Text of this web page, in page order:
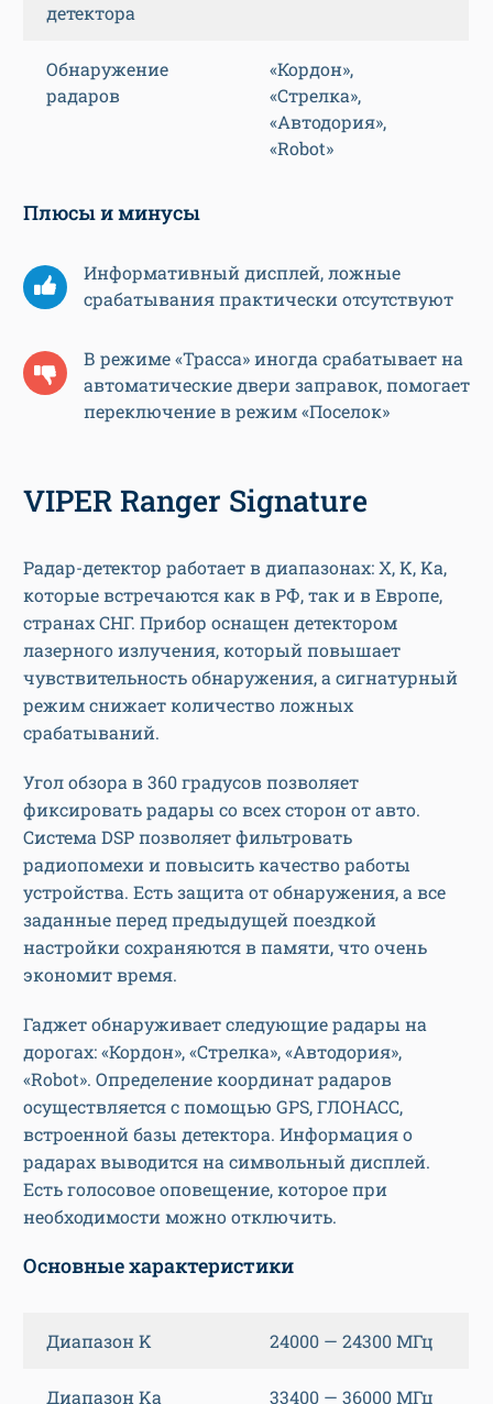
детектора
Обнаружение
радаров
«Кордон»,
«Стрелка»,
«Автодория»,
«Robot»
Плюсы и минусы
Информативный дисплей, ложные
срабатывания практически отсутствуют
В режиме «Трасса» иногда срабатывает на
автоматические двери заправок, помогает
переключение в режим «Поселок»
VIPER Ranger Signature
Радар-детектор работает в диапазонах: X, K, Ka,
которые встречаются как в РФ, так и в Европе,
странах СНГ. Прибор оснащен детектором
лазерного излучения, который повышает
чувствительность обнаружения, а сигнатурный
режим снижает количество ложных
срабатываний.
Угол обзора в 360 градусов позволяет
фиксировать радары со всех сторон от авто.
Система DSP позволяет фильтровать
радиопомехи и повысить качество работы
устройства. Есть защита от обнаружения, а все
заданные перед предыдущей поездкой
настройки сохраняются в памяти, что очень
экономит время.
Гаджет обнаруживает следующие радары на
дорогах: «Кордон», «Стрелка», «Автодория»,
«Robot». Определение координат радаров
осуществляется с помощью GPS, ГЛОНАСС,
встроенной базы детектора. Информация о
радарах выводится на символьный дисплей.
Есть голосовое оповещение, которое при
необходимости можно отключить.
Основные характеристики
Диапазон K 24000 — 24300 МГц
Диапазон Ka 33400 — 36000 МГц